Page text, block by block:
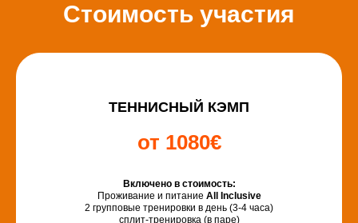
Стоимость участия
ТЕННИСНЫЙ КЭМП
от 1080€
Включено в стоимость:
Проживание и питание All Inclusive
2 групповые тренировки в день (3-4 часа)
сплит-тренировка (в паре)